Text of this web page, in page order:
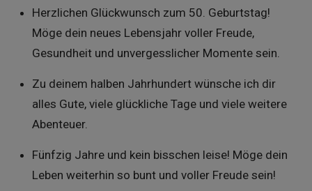
Herzlichen Glückwunsch zum 50. Geburtstag!
Möge dein neues Lebensjahr voller Freude,
Gesundheit und unvergesslicher Momente sein.
Zu deinem halben Jahrhundert wünsche ich dir
alles Gute, viele glückliche Tage und viele weitere
Abenteuer.
Fünfzig Jahre und kein bisschen leise! Möge dein
Leben weiterhin so bunt und voller Freude sein!